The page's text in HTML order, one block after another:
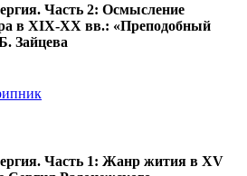
Часть 2: Осмысление
в XIX-XX вв.: «Преподобный
Зайцева
Часть 1: Жанр жития в XV